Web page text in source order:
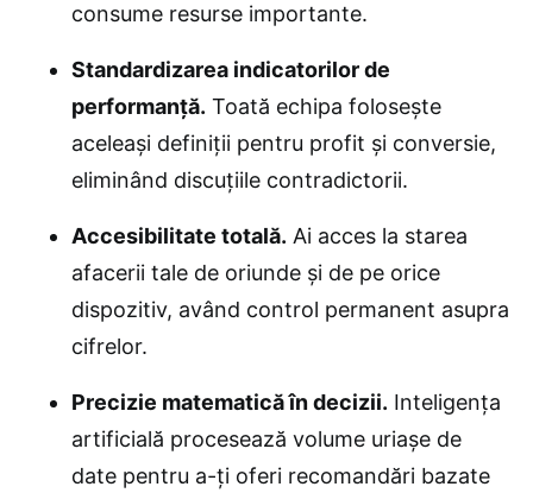
consume resurse importante.
Standardizarea indicatorilor de
performanță. Toată echipa folosește
aceleași definiții pentru profit și conversie,
eliminând discuțiile contradictorii.
Accesibilitate totală. Ai acces la starea
afacerii tale de oriunde și de pe orice
dispozitiv, având control permanent asupra
cifrelor.
Precizie matematică în decizii. Inteligența
artificială procesează volume uriașe de
date pentru a-ți oferi recomandări bazate